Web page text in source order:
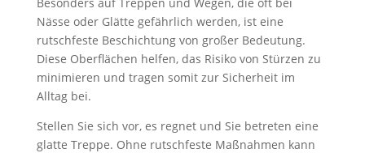
Nässe oder Glätte gefährlich werden, ist eine
rutschfeste Beschichtung von großer Bedeutung.
Diese Oberflächen helfen, das Risiko von Stürzen zu
minimieren und tragen somit zur Sicherheit im
Alltag bei.
Stellen Sie sich vor, es regnet und Sie betreten eine
glatte Treppe. Ohne rutschfeste Maßnahmen kann